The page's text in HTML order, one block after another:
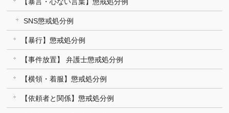
【暴言・心ない言葉】懲戒処分例
SNS懲戒処分例
【暴行】懲戒処分例
【事件放置】 弁護士懲戒処分例
【横領・着服】懲戒処分例
【依頼者と関係】懲戒処分例